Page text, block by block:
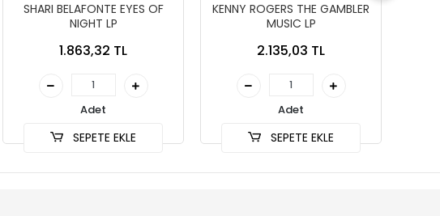
SHARI BELAFONTE EYES OF
NIGHT LP
1.863,32 TL
Adet
SEPETE EKLE
KENNY ROGERS THE GAMBLER
MUSIC LP
2.135,03 TL
Adet
SEPETE EKLE